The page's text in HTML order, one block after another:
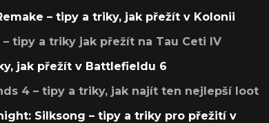
– tipy a triky, jak přežít v Kolonii
– tipy a triky jak přežít na Tau Ceti IV
jak přežít v Battlefieldu 6
4 – tipy a triky, jak najít ten nejlepší loot
Silksong – tipy a triky pro přežití v